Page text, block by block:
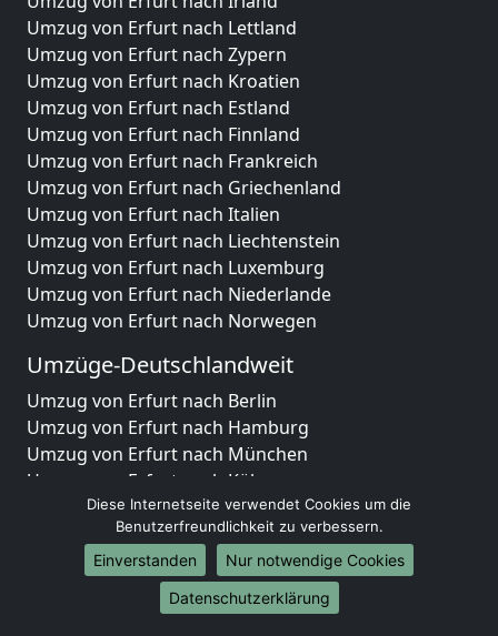
Umzug von Erfurt nach Lettland
Umzug von Erfurt nach Zypern
Umzug von Erfurt nach Kroatien
Umzug von Erfurt nach Estland
Umzug von Erfurt nach Finnland
Umzug von Erfurt nach Frankreich
Umzug von Erfurt nach Griechenland
Umzug von Erfurt nach Italien
Umzug von Erfurt nach Liechtenstein
Umzug von Erfurt nach Luxemburg
Umzug von Erfurt nach Niederlande
Umzug von Erfurt nach Norwegen
Umzüge-Deutschlandweit
Umzug von Erfurt nach Berlin
Umzug von Erfurt nach Hamburg
Umzug von Erfurt nach München
Umzug von Erfurt nach Köln
Umzug von Erfurt nach Frankfurt am Main
Umzug von Erfurt nach Stuttgart
Umzug von Erfurt nach Düsseldorf
Umzug von Erfurt nach Leipzig
Umzug von Erfurt nach Dortmund
Diese Internetseite verwendet Cookies um die
Benutzerfreundlichkeit zu verbessern.
Einverstanden
Nur notwendige Cookies
Datenschutzerklärung